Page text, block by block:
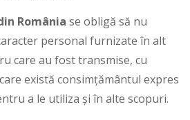
România se obligă să nu
personal furnizate în alt
care au fost transmise, cu
există consimțământul expres
a le utiliza și în alte scopuri.